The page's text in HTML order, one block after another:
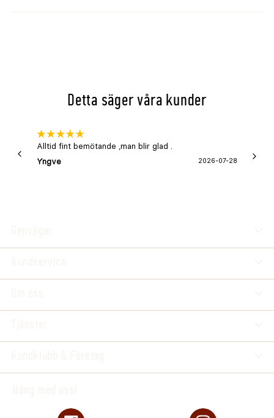
Detta säger våra kunder
Alltid fint bemötande ,man blir glad .
Yngve
2026-07-28